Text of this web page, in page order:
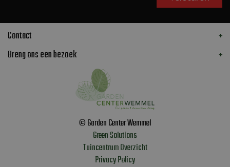
Contact
Breng ons een bezoek
© Garden Center Wemmel
Green Solutions
Tuincentrum Overzicht
Privacy Policy